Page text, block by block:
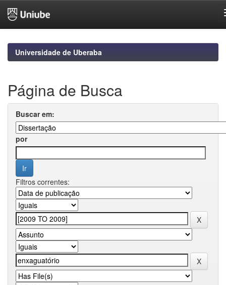
navigationUniversidade de Uberaba
Página de Busca
Buscar em:
por
Filtros correntes: